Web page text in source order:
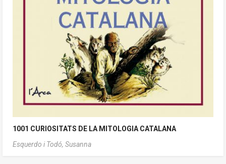
1001 CURIOSITATS DE LA MITOLOGIA CATALANA
Esquerdo i Todó, Susanna